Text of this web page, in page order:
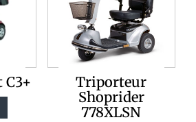
C3+
Triporteur
Shoprider
778XLSN